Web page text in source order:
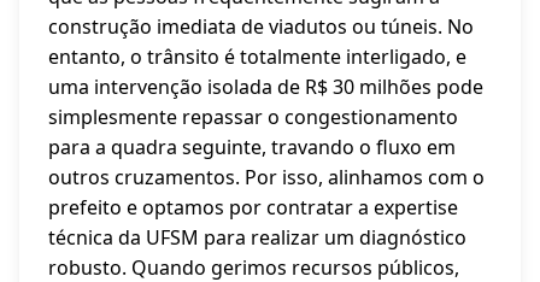
construção imediata de viadutos ou túneis. No
entanto, o trânsito é totalmente interligado, e
uma intervenção isolada de R$ 30 milhões pode
simplesmente repassar o congestionamento
para a quadra seguinte, travando o fluxo em
outros cruzamentos. Por isso, alinhamos com o
prefeito e optamos por contratar a expertise
técnica da UFSM para realizar um diagnóstico
robusto. Quando gerimos recursos públicos,